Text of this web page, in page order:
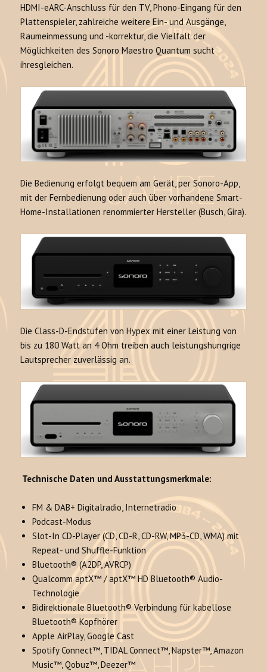
HDMI-eARC-Anschluss für den TV, Phono-Eingang für den
Plattenspieler, zahlreiche weitere Ein- und Ausgänge,
Raumeinmessung und -korrektur, die Vielfalt der
Möglichkeiten des Sonoro Maestro Quantum sucht
ihresgleichen.
Die Bedienung erfolgt bequem am Gerät, per Sonoro-App,
mit der Fernbedienung oder auch über vorhandene Smart-
Home-Installationen renommierter Hersteller (Busch, Gira).
Die Class-D-Endstufen von Hypex mit einer Leistung von
bis zu 180 Watt an 4 Ohm treiben auch leistungshungrige
Lautsprecher zuverlässig an.
Technische Daten und Ausstattungsmerkmale:
FM & DAB+ Digitalradio, Internetradio
Podcast-Modus
Slot-In CD-Player (CD, CD-R, CD-RW, MP3-CD, WMA) mit
Repeat- und Shuffle-Funktion
Bluetooth® (A2DP, AVRCP)
Qualcomm aptX™ / aptX™ HD Bluetooth® Audio-
Technologie
Bidirektionale Bluetooth® Verbindung für kabellose
Bluetooth® Kopfhörer
Apple AirPlay, Google Cast
Spotify Connect™, TIDAL Connect™, Napster™, Amazon
Music™, Qobuz™, Deezer™